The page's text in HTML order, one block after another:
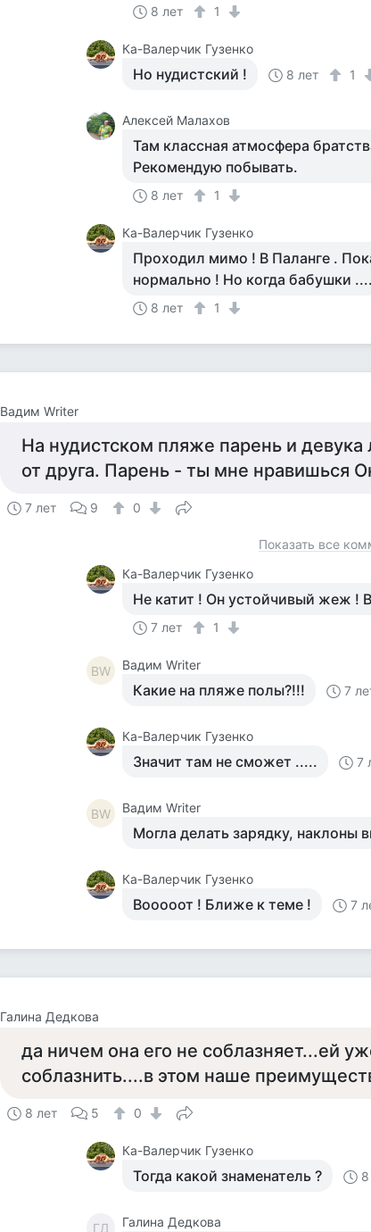
8 лет 1
Ка-Валерчик Гузенко
Но нудистский ! 8 лет 1
Алексей Малахов
Там классная атмосфера
Рекомендую побывать.
8 лет 1
Ка-Валерчик Гузенко
Проходил мимо ! В Паланге .
нормально ! Но когда бабушки
8 лет 1
Вадим Writer
На нудистском пляже парень и девука
от друга. Парень - ты мне нравишься
7 лет 9 0
Показать все
Ка-Валерчик Гузенко
Не катит ! Он устойчивый жеж !
7 лет 1
ВW Вадим Writer
Какие на пляже полы?!!! 7
Ка-Валерчик Гузенко
Значит там не сможет ..... 7
ВW Вадим Writer
Могла делать зарядку, наклоны
Ка-Валерчик Гузенко
Вооооот ! Ближе к теме ! 7
Галина Дедкова
да ничем она его не соблазняет...ей
соблазнить....в этом наше
8 лет 5 0
Ка-Валерчик Гузенко
Тогда какой знаменатель ?
ГД Галина Дедкова